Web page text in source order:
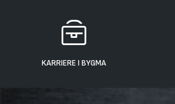
KARRIERE I BYGMA